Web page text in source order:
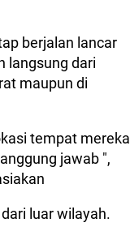
berjalan lancar
langsung dari
maupun di
tempat mereka
jawab ",
luar wilayah.